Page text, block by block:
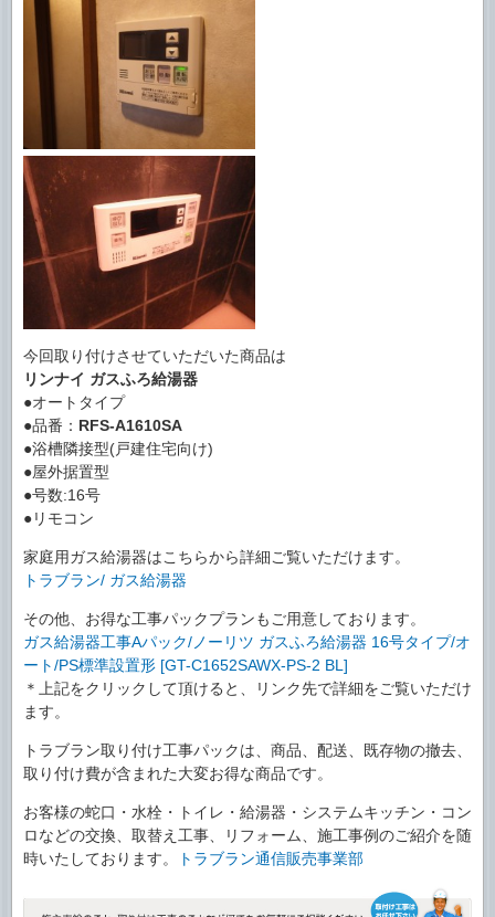
今回取り付けさせていただいた商品は
リンナイ ガスふろ給湯器
●オートタイプ
●品番： RFS-A1610SA
●浴槽隣接型(戸建住宅向け)
●屋外据置型
●号数:16号
●リモコン
家庭用ガス給湯器はこちらから詳細ご覧いただけます。
トラブラン/ ガス給湯器
その他、お得な工事パックプランもご用意しております。
ガス給湯器工事Aパック/ノーリツ ガスふろ給湯器 16号タイプ/オ
ート/PS標準設置形 [GT-C1652SAWX-PS-2 BL]
＊上記をクリックして頂けると、リンク先で詳細をご覧いただけ
ます。
トラブラン取り付け工事パックは、商品、配送、既存物の撤去、
取り付け費が含まれた大変お得な商品です。
お客様の蛇口・水栓・トイレ・給湯器・システムキッチン・コン
ロなどの交換、取替え工事、リフォーム、施工事例のご紹介を随
時いたしております。
トラブラン通信販売事業部